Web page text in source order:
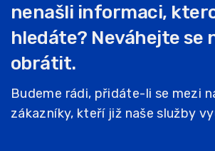
nenašli informaci,
hledáte? Neváhejte se
obrátit.
Budeme rádi, přidáte-li se mezi
zákazníky, kteří již naše služby